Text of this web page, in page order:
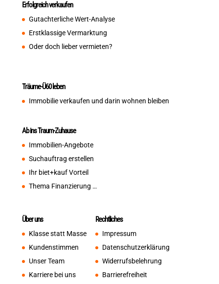
Erfolgreich verkaufen
Gutachterliche Wert-Analyse
Erstklassige Vermarktung
Oder doch lieber vermieten?
Träume-Ü60 leben
Immobilie verkaufen und darin wohnen bleiben
Ab ins Traum-Zuhause
Immobilien-Angebote
Suchauftrag erstellen
Ihr biet+kauf Vorteil
Thema Finanzierung …
Über uns
Klasse statt Masse
Kundenstimmen
Unser Team
Karriere bei uns
Rechtliches
Impressum
Datenschutzerklärung
Widerrufsbelehrung
Barrierefreiheit